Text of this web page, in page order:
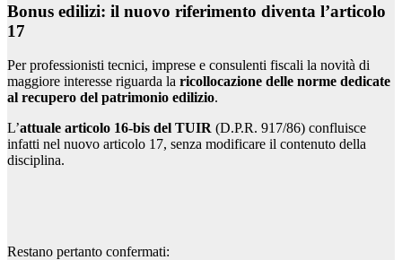
Bonus edilizi: il nuovo riferimento diventa l’articolo
17
Per professionisti tecnici, imprese e consulenti fiscali la novità di
maggiore interesse riguarda la ricollocazione delle norme dedicate
al recupero del patrimonio edilizio.
L’attuale articolo 16-bis del TUIR (D.P.R. 917/86) confluisce
infatti nel nuovo articolo 17, senza modificare il contenuto della
disciplina.
Restano pertanto confermati: